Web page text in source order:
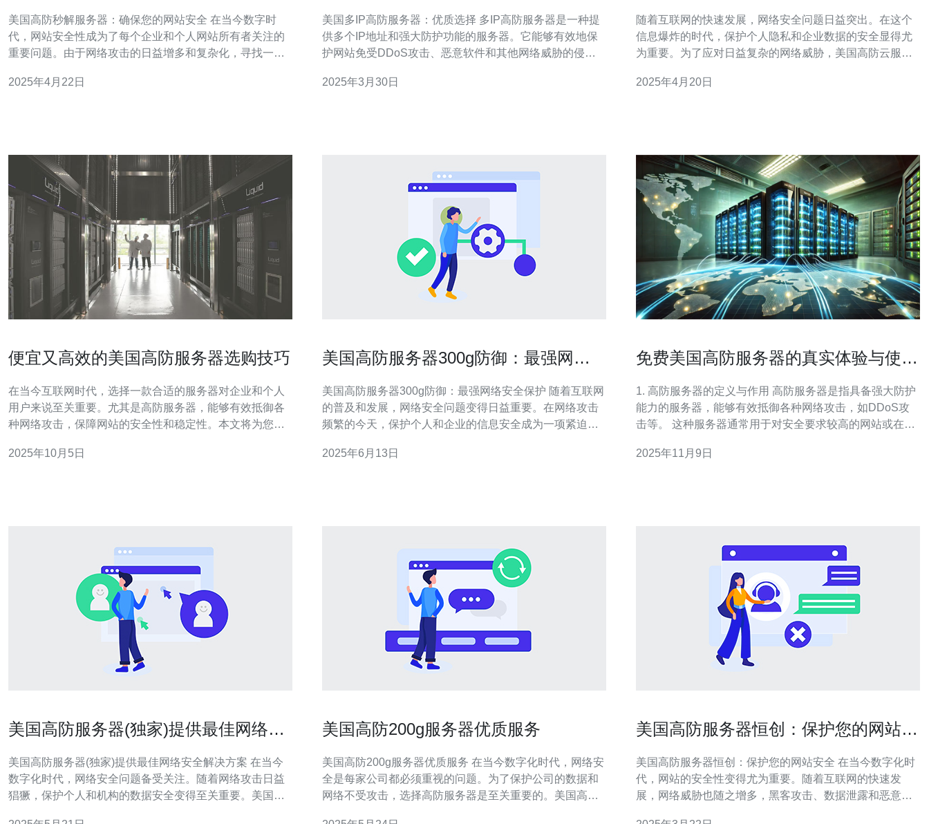
美国高防秒解服务器：确保您的网站安全 在当今数字时
代，网站安全性成为了每个企业和个人网站所有者关注的
重要问题。由于网络攻击的日益增多和复杂化，寻找一种
国高防秒解服务器，它能够提供全面的安全保护，确保您
2025年4月22日
美国多IP高防服务器：优质选择 多IP高防服务器是一种提
供多个IP地址和强大防护功能的服务器。它能够有效地保
护网站免受DDoS攻击、恶意软件和其他网络威胁的侵
设施：美国拥有世界上
2025年3月30日
随着互联网的快速发展，网络安全问题日益突出。在这个
信息爆炸的时代，保护个人隐私和企业数据的安全显得尤
为重要。为了应对日益复杂的网络威胁，美国高防云服务
在保护个人和企业不受网络攻击的同时，还提供了高效的
2025年4月20日
便宜又高效的美国高防服务器选购技巧
在当今互联网时代，选择一款合适的服务器对企业和个人
用户来说至关重要。尤其是高防服务器，能够有效抵御各
种网络攻击，保障网站的安全性和稳定性。本文将为您提
智的选择。 首先，在选择美国高防服务器时，您需要明确
2025年10月5日
美国高防服务器300g防御：最强网络
美国高防服务器300g防御：最强网络安全保护 随着互联网
的普及和发展，网络安全问题变得日益重要。在网络攻击
频繁的今天，保护个人和企业的信息安全成为一项紧迫的
障。 美国是世界上科技发展最为先进的国家之一，其高防
2025年6月13日
免费美国高防服务器的真实体验与使用
1. 高防服务器的定义与作用 高防服务器是指具备强大防护
能力的服务器，能够有效抵御各种网络攻击，如DDoS攻
击等。 这种服务器通常用于对安全要求较高的网站或在线
网络安全问题的日益严重，很多企业开始关注高
2025年11月9日
美国高防服务器(独家)提供最佳网络安
美国高防服务器(独家)提供最佳网络安全解决方案 在当今
数字化时代，网络安全问题备受关注。随着网络攻击日益
猖獗，保护个人和机构的数据安全变得至关重要。美国高
美国高防200g服务器优质服务
美国高防200g服务器优质服务 在当今数字化时代，网络安
全是每家公司都必须重视的问题。为了保护公司的数据和
网络不受攻击，选择高防服务器是至关重要的。美国高防
美国高防服务器恒创：保护您的网站安
美国高防服务器恒创：保护您的网站安全 在当今数字化时
代，网站的安全性变得尤为重要。随着互联网的快速发
展，网络威胁也随之增多，黑客攻击、数据泄露和恶意软